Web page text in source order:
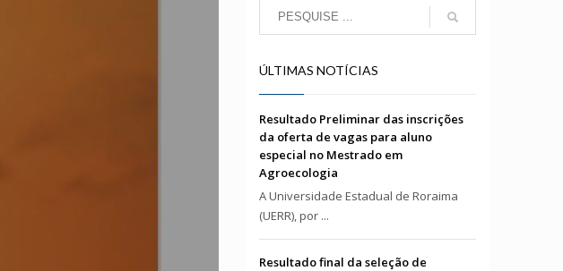
ÚLTIMAS NOTÍCIAS
Resultado Preliminar das inscrições
da oferta de vagas para aluno
especial no Mestrado em
Agroecologia
A Universidade Estadual de Roraima
(UERR), por ...
Resultado final da seleção de